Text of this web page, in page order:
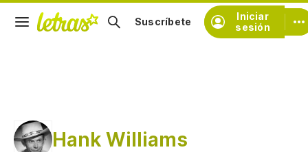
Iniciar
sesión
Suscríbete
Hank Williams